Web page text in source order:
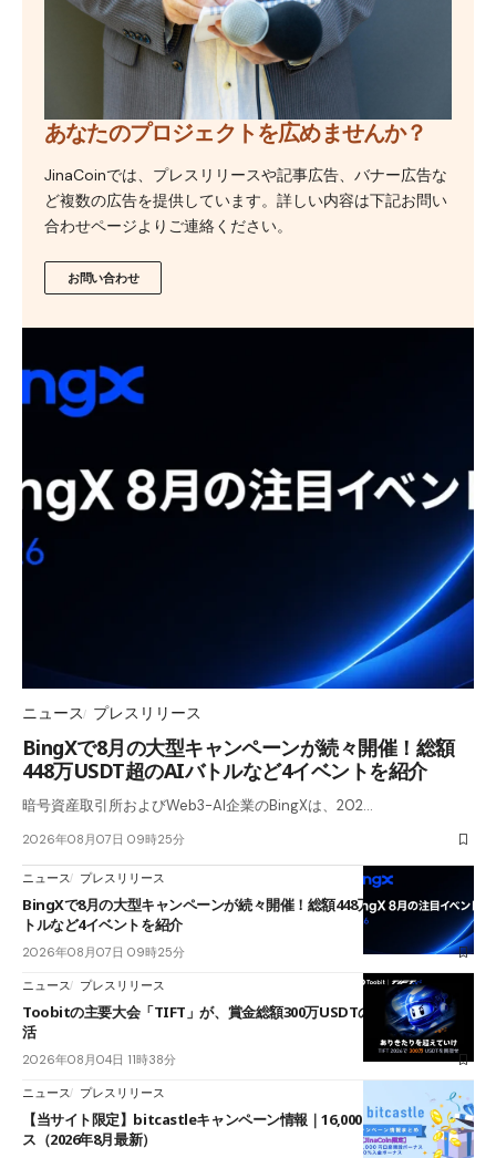
あなたのプロジェクトを広めませんか？
JinaCoinでは、プレスリリースや記事広告、バナー広告な
ど複数の広告を提供しています。詳しい内容は下記お問い
合わせページよりご連絡ください。
お問い合わせ
ニュース プレスリリース
BingXで8月の大型キャンペーンが続々開催！総額
448万USDT超のAIバトルなど4イベントを紹介
暗号資産取引所およびWeb3-AI企業のBingXは、202…
2026年08月07日 09時25分
ニュース プレスリリース
BingXで8月の大型キャンペーンが続々開催！総額448万USDT超のAIバ
トルなど4イベントを紹介
2026年08月07日 09時25分
ニュース プレスリリース
Toobitの主要大会「TIFT」が、賞金総額300万USDTのレースとして復
活
2026年08月04日 11時38分
ニュース プレスリリース
【当サイト限定】bitcastleキャンペーン情報｜16,000円口座開設ボーナ
ス（2026年8月最新）